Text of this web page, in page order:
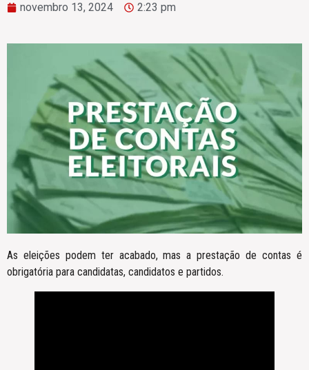
novembro 13, 2024 2:23 pm
As eleições podem ter acabado, mas a prestação de contas é
obrigatória para candidatas, candidatos e partidos.